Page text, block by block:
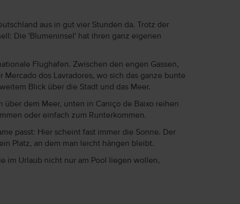
aus in gut vier Stunden da. Trotz der
Die 'Blumeninsel' hat ihren ganz eigenen
Flughafen. Zwischen den engen Gassen,
dos Lavradores, wo sich das ganze bunte
Blick über die Stadt und das Meer.
dem Meer, unten in Caniço de Baixo reihen
oder einfach zum Runterkommen.
passt: Hier scheint fast immer die Sonne. Der
Platz, an dem man leicht hängen bleibt.
im Urlaub nicht nur am Pool liegen wollen,